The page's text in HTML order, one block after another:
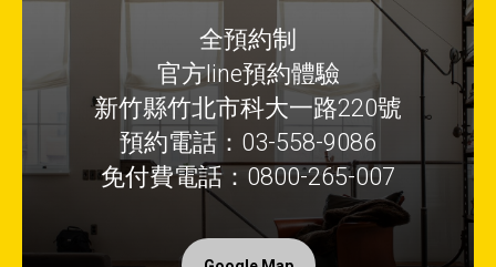
全預約制
官方line預約體驗
新竹縣竹北市科大一路220號
預約電話：03-558-9086
免付費電話：0800-265-007